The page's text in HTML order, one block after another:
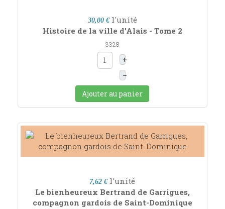
30,00 € l'unité
Histoire de la ville d'Alais - Tome 2
3328
+
–
Ajouter au panier
7,62 € l'unité
Le bienheureux Bertrand de Garrigues,
compagnon gardois de Saint-Dominique